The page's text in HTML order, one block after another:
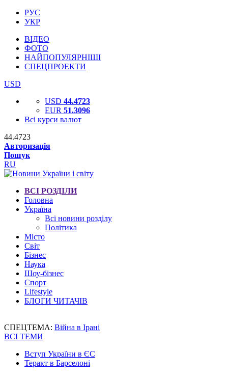
РУС
УКР
ВІДЕО
ФОТО
НАЙПОПУЛЯРНІШІ
СПЕЦПРОЕКТИ
USD
USD 44.4723
EUR 51.3096
Всі курси валют
44.4723
Авторизація
Пошук
RU
ВСІ РОЗДІЛИ
Головна
Україна
Всі новини розділу
Політика
Місто
Світ
Бізнес
Наука
Шоу-бізнес
Спорт
Lifestyle
БЛОГИ ЧИТАЧІВ
СПЕЦТЕМА: Війна в Ірані
ВСІ ТЕМИ
Вступ України в ЄС
Теракт в Барселоні